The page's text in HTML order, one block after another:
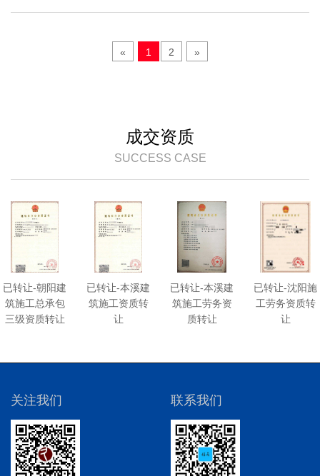
« 1 2 »
成交资质
SUCCESS CASE
已转让-朝阳建
筑施工总承包
三级资质转让
已转让-本溪建
筑施工资质转
让
已转让-本溪建
筑施工劳务资
质转让
已转让-沈阳施
工劳务资质转
让
关注我们 联系我们